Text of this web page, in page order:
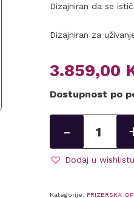
Dizajniran da se
Dizajniran za
3.859,00
Dostupnost po
-
Charls
-
Mirplay
Dodaj u wishlistu
Kategorije: FRIZERSKA